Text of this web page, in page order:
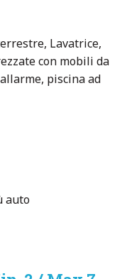
Lavatrice,
con mobili da
piscina ad
auto